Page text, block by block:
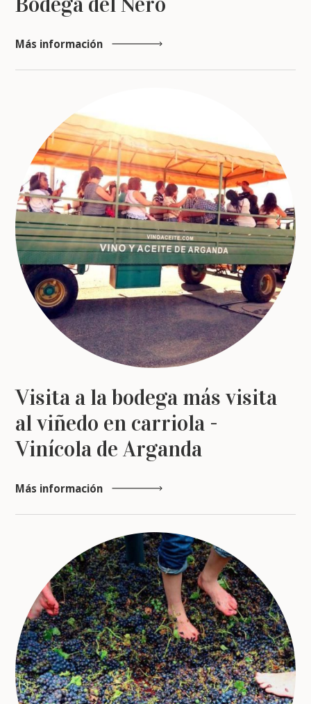
Más información
Visita a la bodega más visita
al viñedo en carriola -
Vinícola de Arganda
Más información